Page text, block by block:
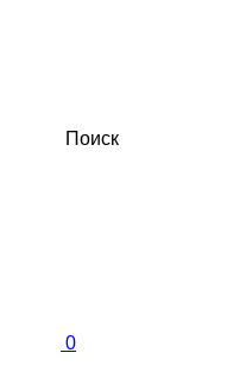
Поиск
0